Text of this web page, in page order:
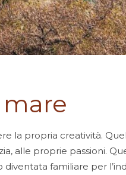
mare
la propria creatività.
alle proprie passioni.
diventata familiare per